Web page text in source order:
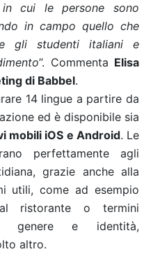
cui le persone sono
in campo quello che
gli studenti italiani e
”. Commenta Elisa
di Babbel.
14 lingue a partire da
ed è disponibile sia
mobili iOS e Android. Le
perfettamente agli
grazie anche alla
utili, come ad esempio
ristorante o termini
genere e identità,
altro.